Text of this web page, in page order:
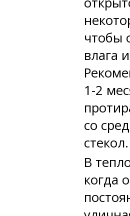
чтобы
влага
1-2
со
стекол.
В
когда